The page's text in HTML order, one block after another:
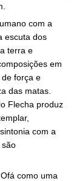
com a
escuta dos
terra e
em
força e
das matas.
Flecha produz
com a
são
como uma